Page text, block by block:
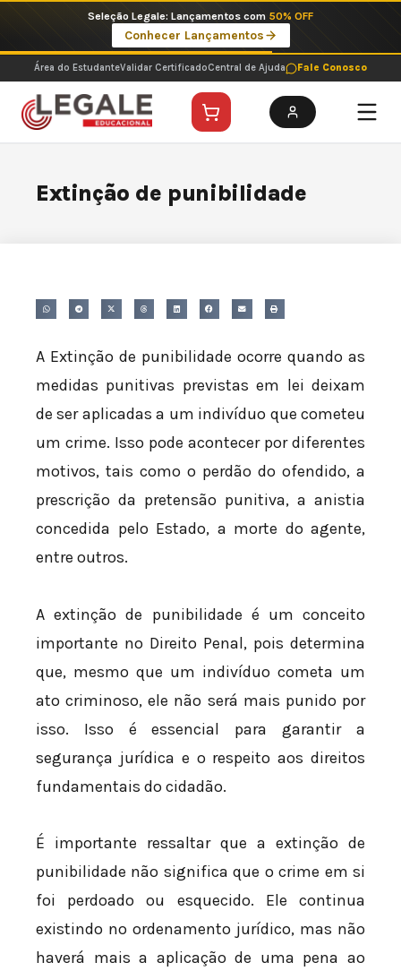
o
conteúdo
Seleção Legale: Lançamentos com 50% OFF
Conhecer Lançamentos
Área do EstudanteValidar CertificadoCentral de Ajuda Fale Conosco
Extinção de punibilidade
A Extinção de punibilidade ocorre quando as
medidas punitivas previstas em lei deixam
de ser aplicadas a um indivíduo que cometeu
um crime. Isso pode acontecer por diferentes
motivos, tais como o perdão do ofendido, a
prescrição da pretensão punitiva, a anistia
concedida pelo Estado, a morte do agente,
entre outros.
A extinção de punibilidade é um conceito
importante no Direito Penal, pois determina
que, mesmo que um indivíduo cometa um
ato criminoso, ele não será mais punido por
isso. Isso é essencial para garantir a
segurança jurídica e o respeito aos direitos
fundamentais do cidadão.
É importante ressaltar que a extinção de
punibilidade não significa que o crime em si
foi perdoado ou esquecido. Ele continua
existindo no ordenamento jurídico, mas não
haverá mais a aplicação de uma pena ao